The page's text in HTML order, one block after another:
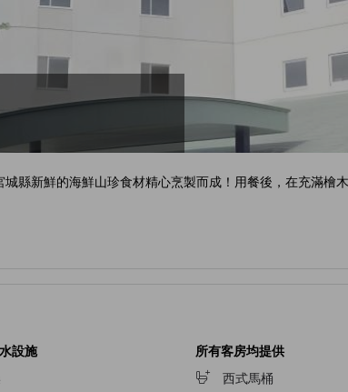
縣新鮮的海鮮山珍食材精心烹製而成！用餐後，在充滿檜
設施
所有客房均提供
西式馬桶